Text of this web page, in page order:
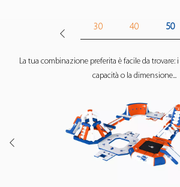
11
30 40 50
La tua combinazione preferita è facile da trovare:
capacità o la dimensione...
SCOPRI IL